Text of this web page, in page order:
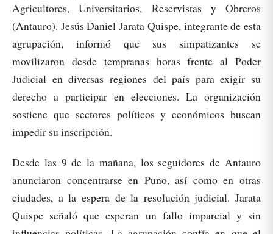
Agricultores, Universitarios, Reservistas y Obreros
(Antauro). Jesús Daniel Jarata Quispe, integrante de esta
agrupación, informó que sus simpatizantes se
movilizaron desde tempranas horas frente al Poder
Judicial en diversas regiones del país para exigir su
derecho a participar en elecciones. La organización
sostiene que sectores políticos y económicos buscan
impedir su inscripción.
Desde las 9 de la mañana, los seguidores de Antauro
anunciaron concentrarse en Puno, así como en otras
ciudades, a la espera de la resolución judicial. Jarata
Quispe señaló que esperan un fallo imparcial y sin